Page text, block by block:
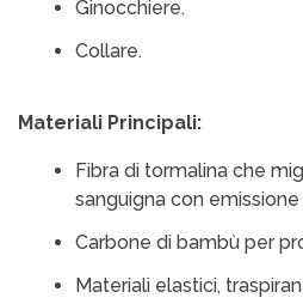
Ginocchiere.
Collare.
Materiali Principali:
Fibra di tormalina che
sanguigna con emissione
Carbone di bambù per
Materiali elastici,